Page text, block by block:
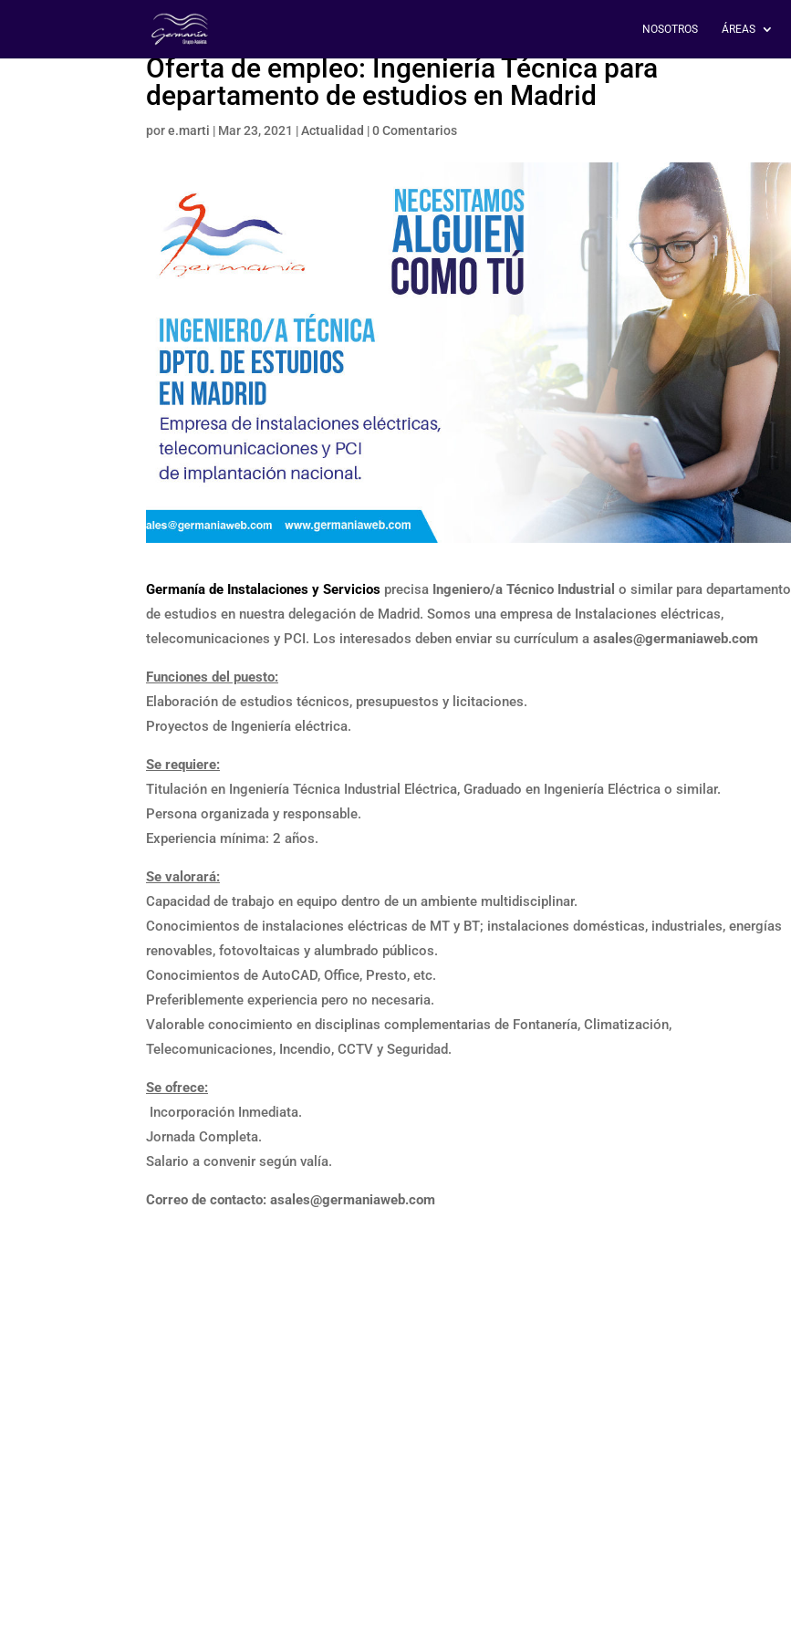
NOSOTROS ÁREAS
Oferta de empleo: Ingeniería Técnica para
departamento de estudios en Madrid
pore.marti | Mar 23, 2021 |Actualidad |0 Comentarios
Germanía de Instalaciones y Servicios precisa Ingeniero/a Técnico Industrial o similar para departamento
de estudios en nuestra delegación de Madrid. Somos una empresa de Instalaciones eléctricas,
telecomunicaciones y PCI. Los interesados deben enviar su currículum a asales@germaniaweb.com
Funciones del puesto:
Elaboración de estudios técnicos, presupuestos y licitaciones.
Proyectos de Ingeniería eléctrica.
Se requiere:
Titulación en Ingeniería Técnica Industrial Eléctrica, Graduado en Ingeniería Eléctrica o similar.
Persona organizada y responsable.
Experiencia mínima: 2 años.
Se valorará:
Capacidad de trabajo en equipo dentro de un ambiente multidisciplinar.
Conocimientos de instalaciones eléctricas de MT y BT; instalaciones domésticas, industriales, energías
renovables, fotovoltaicas y alumbrado públicos.
Conocimientos de AutoCAD, Office, Presto, etc.
Preferiblemente experiencia pero no necesaria.
Valorable conocimiento en disciplinas complementarias de Fontanería, Climatización,
Telecomunicaciones, Incendio, CCTV y Seguridad.
Se ofrece:
Incorporación Inmediata.
Jornada Completa.
Salario a convenir según valía.
Correo de contacto: asales@germaniaweb.com